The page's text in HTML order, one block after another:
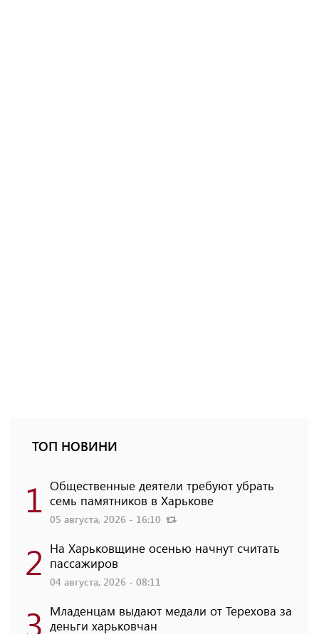
ТОП НОВИНИ
1 Общественные деятели требуют убрать
семь памятников в Харькове
05 августа, 2026 - 16:10
2 На Харьковщине осенью начнут считать
пассажиров
04 августа, 2026 - 08:11
3 Младенцам выдают медали от Терехова за
деньги харьковчан